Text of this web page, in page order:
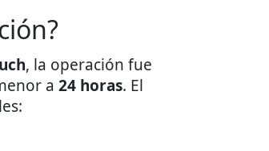
, la operación fue
a 24 horas. El